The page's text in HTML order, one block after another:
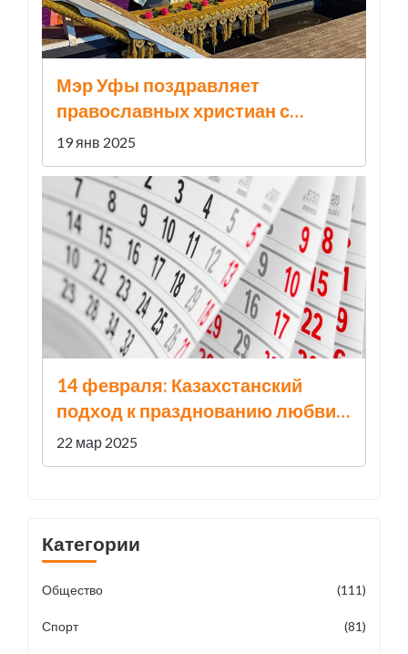
Мэр Уфы поздравляет
православных христиан с
Крещением Господним:
важность праздника и его
значение
19 янв 2025
14 февраля: Казахстанский
подход к празднованию любви
через два уникальных
фестиваля
22 мар 2025
Категории
Общество (111)
Спорт (81)